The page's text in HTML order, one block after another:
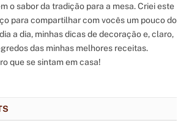
o sabor da tradição para a mesa. Criei este
para compartilhar com vocês um pouco do
a dia, minhas dicas de decoração e, claro,
das minhas melhores receitas.
que se sintam em casa!